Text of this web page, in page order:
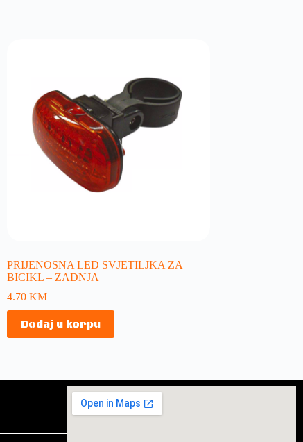
PRIJENOSNA LED SVJETILJKA ZA
BICIKL – ZADNJA
4.70KM
Dodaj u korpu